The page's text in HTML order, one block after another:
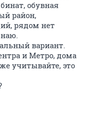
обувная
район,
рядом нет
вариант.
и Метро, дома
учитывайте, это